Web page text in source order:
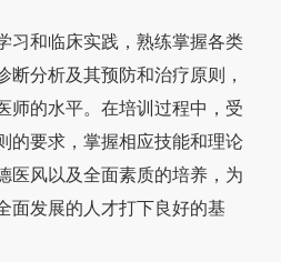
习和临床实践，熟练掌握各类
断分析及其预防和治疗原则，
师的水平。在培训过程中，受
的要求，掌握相应技能和理论
医风以及全面素质的培养，为
面发展的人才打下良好的基